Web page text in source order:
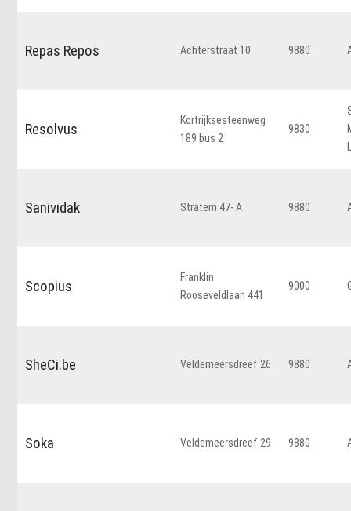
Repas Repos Achterstraat 10 9880
Resolvus
Kortrijksesteenweg
189 bus 2
9830
Sanividak Stratem 47- A 9880
Scopius
Franklin
Rooseveldlaan 441
9000
SheCi.be Veldemeersdreef 26 9880
Soka Veldemeersdreef 29 9880